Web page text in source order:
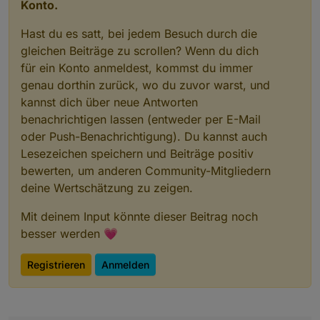
wled.0	2020-02-15 11:28:05.582	info
wled.0	2020-02-15 11:28:05.581	info
wled.0	2020-02-15 11:27:05.586	info
wled.0	2020-02-15 11:27:05.586	info
wled.0	2020-02-15 11:27:05.582	info
wled.0	2020-02-15 11:27:05.582	info
wled.0	2020-02-15 11:26:05.587	info
wled.0	2020-02-15 11:26:05.584	info
wled.0	2020-02-15 11:26:05.581	info
wled.0	2020-02-15 11:26:05.580	info
wled.0	2020-02-15 11:25:05.581	info
wled.0	2020-02-15 11:25:05.581	info
wled.0	2020-02-15 11:25:05.579	info
wled.0	2020-02-15 11:24:05.676	info
wled.0	2020-02-15 11:24:05.675	info
wled.0	2020-02-15 11:24:05.651	info
wled.0	2020-02-15 11:24:05.651	info
Konto.
Hast du es satt, bei jedem Besuch durch die
gleichen Beiträge zu scrollen? Wenn du dich
für ein Konto anmeldest, kommst du immer
genau dorthin zurück, wo du zuvor warst, und
kannst dich über neue Antworten
benachrichtigen lassen (entweder per E-Mail
oder Push-Benachrichtigung). Du kannst auch
Lesezeichen speichern und Beiträge positiv
bewerten, um anderen Community-Mitgliedern
deine Wertschätzung zu zeigen.
Mit deinem Input könnte dieser Beitrag noch
besser werden 💗
Registrieren Anmelden